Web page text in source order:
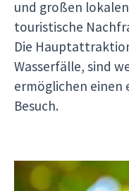
und großen
touristische
Die
Wasserfälle, sind
ermöglichen
Besuch.
Pantanal